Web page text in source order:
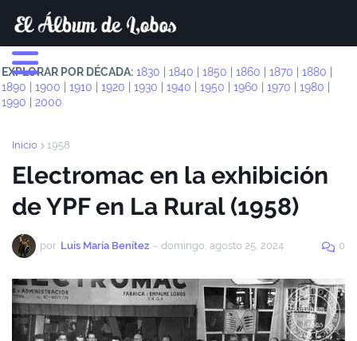
EXPLORAR POR DÉCADA: 1830 1840 1850 1860 1870 1880
1890
1900 1910 1920 1930 1940 1950 1960 1970 1980
1990
2000
Inicio 1958
Electromac en la exhibición
de YPF en La Rural (1958)
por Luis María Benítez - domingo, agosto 25, 2024 0